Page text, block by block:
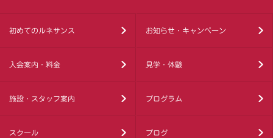
初めてのルネサンス お知らせ・キャンペーン
入会案内・料金 見学・体験
施設・スタッフ案内 プログラム
スクール ブログ